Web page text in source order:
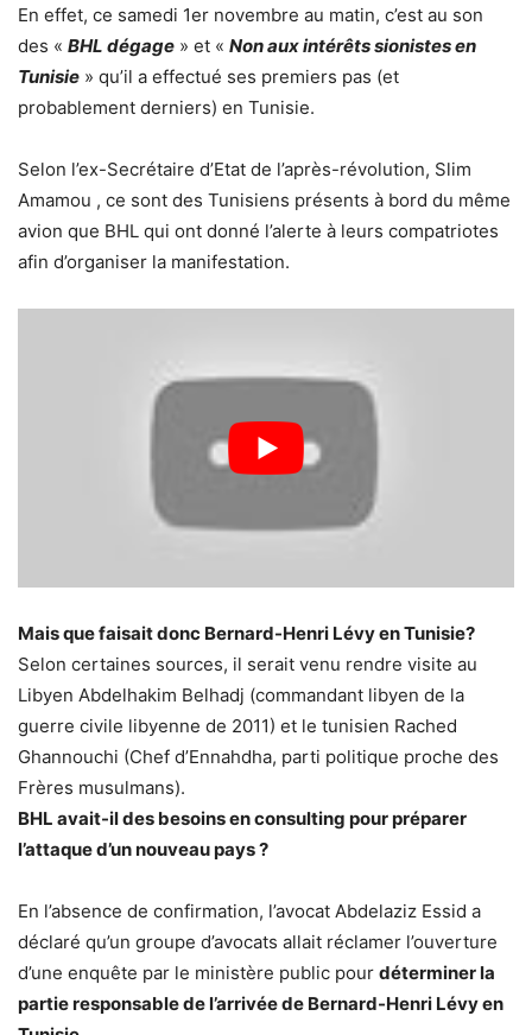
En effet, ce samedi 1er novembre au matin, c’est au son
des « BHL dégage » et « Non aux intérêts sionistes en
Tunisie » qu’il a effectué ses premiers pas (et
probablement derniers) en Tunisie.
Selon l’ex-Secrétaire d’Etat de l’après-révolution, Slim
Amamou , ce sont des Tunisiens présents à bord du même
avion que BHL qui ont donné l’alerte à leurs compatriotes
afin d’organiser la manifestation.
Mais que faisait donc Bernard-Henri Lévy en Tunisie?
Selon certaines sources, il serait venu rendre visite au
Libyen Abdelhakim Belhadj (commandant libyen de la
guerre civile libyenne de 2011) et le tunisien Rached
Ghannouchi (Chef d’Ennahdha, parti politique proche des
Frères musulmans).
BHL avait-il des besoins en consulting pour préparer
l’attaque d’un nouveau pays ?
En l’absence de confirmation, l’avocat Abdelaziz Essid a
déclaré qu’un groupe d’avocats allait réclamer l’ouverture
d’une enquête par le ministère public pour déterminer la
partie responsable de l’arrivée de Bernard-Henri Lévy en